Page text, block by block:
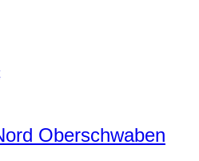
Oberschwaben